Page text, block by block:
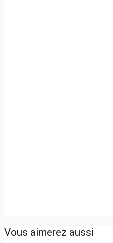
Vous aimerez aussi